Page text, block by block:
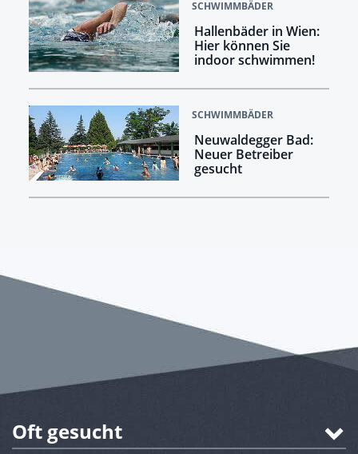
SCHWIMMBÄDER
Hallenbäder in Wien:
Hier können Sie
indoor schwimmen!
SCHWIMMBÄDER
Neuwaldegger Bad:
Neuer Betreiber
gesucht
Oft gesucht